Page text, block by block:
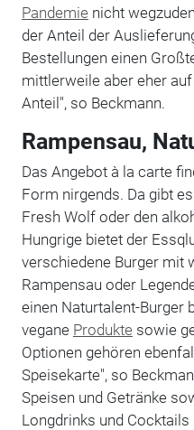
Pandemie nicht
der Anteil der
Bestellungen einen
mittlerweile aber eher
Anteil", so Beckmann.
Rampensau,
Das Angebot à la carte
Form nirgends. Da gibt
Fresh Wolf oder den
Hungrige bietet der
verschiedene Burger mit
Rampensau oder
einen Naturtalent-Burger
vegane Produkte sowie
Optionen gehören
Speisekarte", so
Speisen und Getränke
Longdrinks und